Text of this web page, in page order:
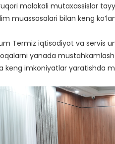
malakali mutaxassislar
muassasalari bilan keng
Termiz iqtisodiyot va servis
yanada
keng imkoniyatlar yaratishda